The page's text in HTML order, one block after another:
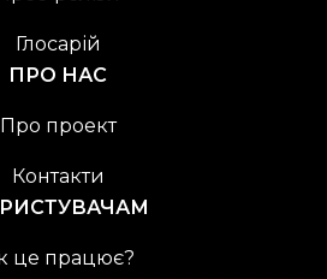
Глосарій
ПРО НАС
Про проект
Контакти
це працює?